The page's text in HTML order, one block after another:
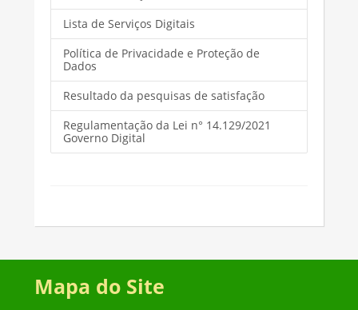
Lista de Serviços Digitais
Política de Privacidade e Proteção de
Dados
Resultado da pesquisas de satisfação
Regulamentação da Lei n° 14.129/2021
Governo Digital
Mapa do Site